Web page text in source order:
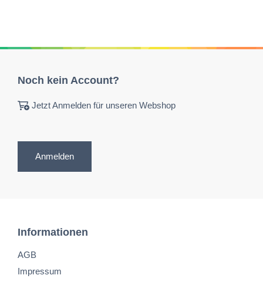
Noch kein Account?
Jetzt Anmelden für unseren Webshop
Anmelden
Informationen
AGB
Impressum